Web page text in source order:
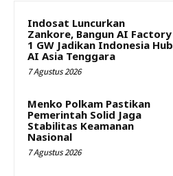
Indosat Luncurkan
Zankore, Bangun AI Factory
1 GW Jadikan Indonesia Hub
AI Asia Tenggara
7 Agustus 2026
Menko Polkam Pastikan
Pemerintah Solid Jaga
Stabilitas Keamanan
Nasional
7 Agustus 2026